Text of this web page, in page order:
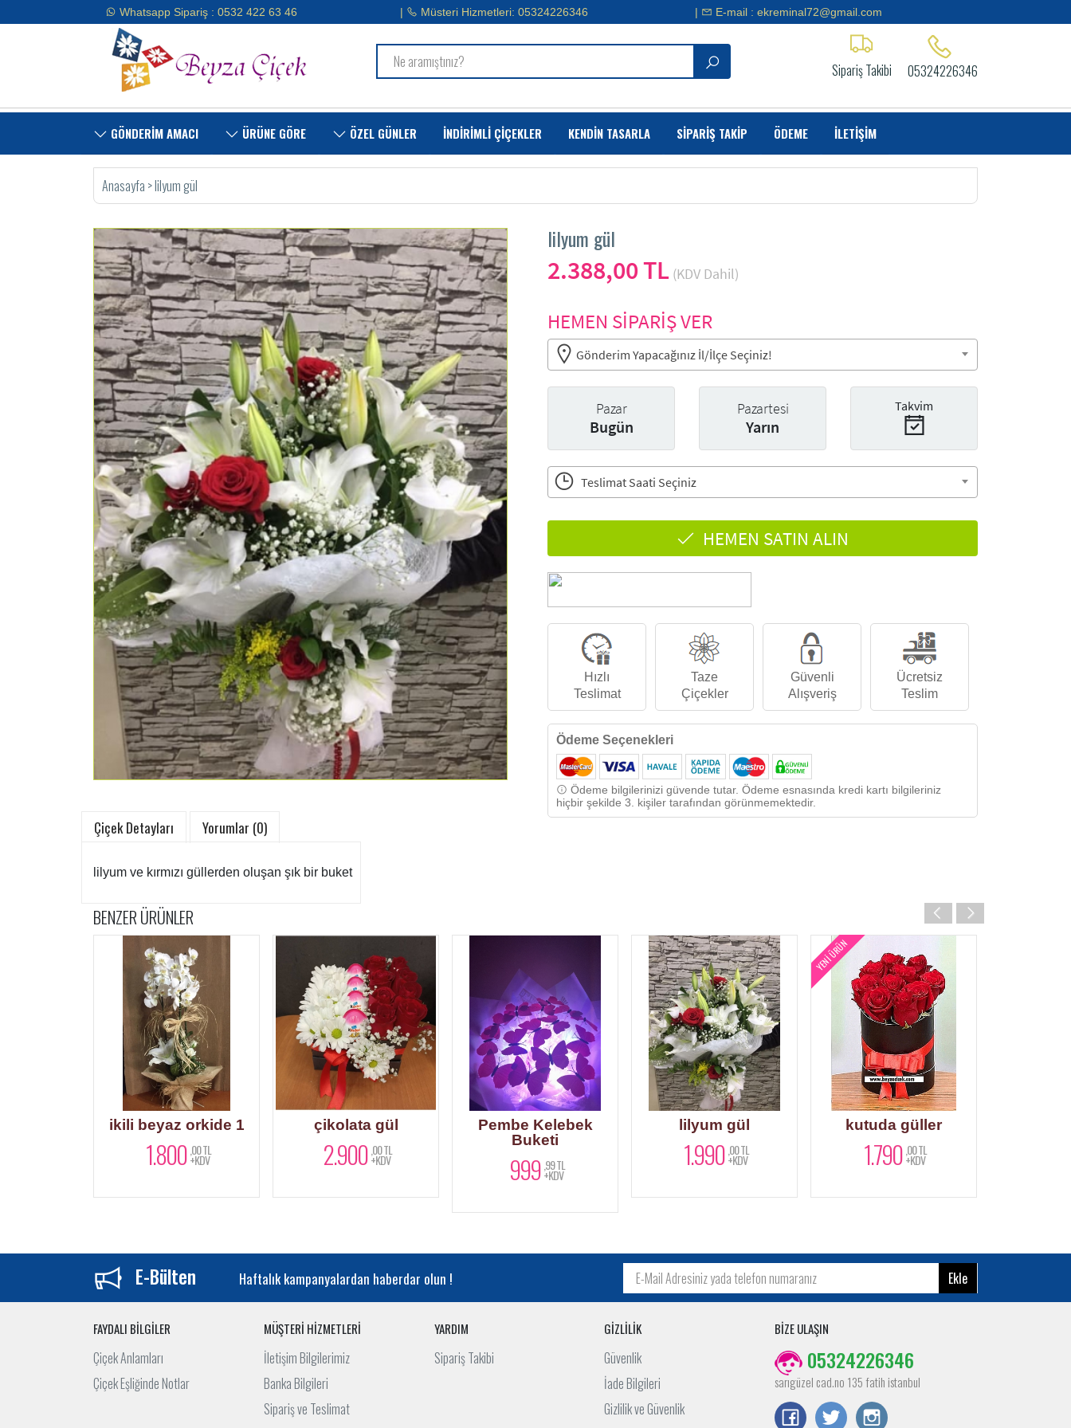
| E-mail : ekreminal72@gmail.com
| Müsteri Hizmetleri: 05324226346
Whatsapp Sipariş : 0532 422 63 46
Sipariş Takibi 05324226346
GÖNDERİM AMACI ÜRÜNE GÖRE ÖZEL GÜNLER İNDİRİMLİ ÇİÇEKLER KENDİN TASARLA SİPARİŞ TAKİP ÖDEME İLETİŞİM
Anasayfa >lilyum gül
lilyum gül
2.388,00 TL (KDV Dahil)
HEMEN SİPARİŞ VER
Gönderim Yapacağınız İl/İlçe Seçiniz!
Pazar
Bugün
Pazartesi
Yarın
Takvim
Teslimat Saati Seçiniz
HEMEN SATIN ALIN
Hızlı
Teslimat
Taze
Çiçekler
Güvenli
Alışveriş
Ücretsiz
Teslim
Ödeme Seçenekleri
Ödeme bilgilerinizi güvende tutar. Ödeme esnasında kredi kartı bilgileriniz
hiçbir şekilde 3. kişiler tarafından görünmemektedir.
Çiçek Detayları Yorumlar (0)
lilyum ve kırmızı güllerden oluşan şık bir buket
BENZER ÜRÜNLER
ikili beyaz orkide 1
1.800 ,00 TL
+KDV
çikolata gül
2.900 ,00 TL
+KDV
Pembe Kelebek
Buketi
999 ,99 TL
+KDV
lilyum gül
1.990 ,00 TL
+KDV
YENI ÜRÜN
kutuda güller
1.790 ,00 TL
+KDV
E-Bülten Haftalık kampanyalardan haberdar olun ! Ekle
FAYDALI BİLGİLER
Çiçek Anlamları
Çiçek Eşliğinde Notlar
MÜŞTERİ HİZMETLERİ
İletişim Bilgilerimiz
Banka Bilgileri
Sipariş ve Teslimat
YARDIM
Sipariş Takibi
GİZLİLİK
Güvenlik
İade Bilgileri
Gizlilik ve Güvenlik
BİZE ULAŞIN
05324226346
sarıgüzel cad.no 135 fatih istanbul